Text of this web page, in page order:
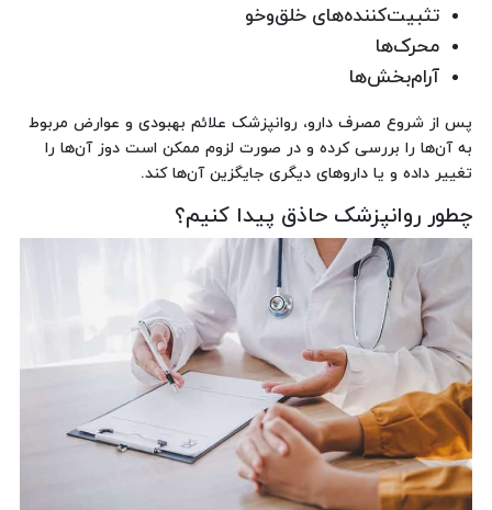
تثبیت‌کننده‌های خلق‌وخو
محرک‌ها
آرام‌بخش‌ها
پس از شروع مصرف دارو، روانپزشک علائم بهبودی و عوارض مربوط
به آن‌ها را بررسی کرده و در صورت لزوم ممکن است دوز آن‌ها را
تغییر داده و یا داروهای دیگری جایگزین آن‌ها کند.
چطور روانپزشک حاذق پیدا کنیم؟